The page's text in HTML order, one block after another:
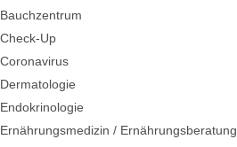
Bauchzentrum
Check-Up
Coronavirus
Dermatologie
Endokrinologie
Ernährungsmedizin / Ernährungsberatung